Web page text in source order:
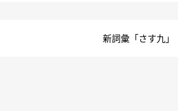
新詞彙「さす九」